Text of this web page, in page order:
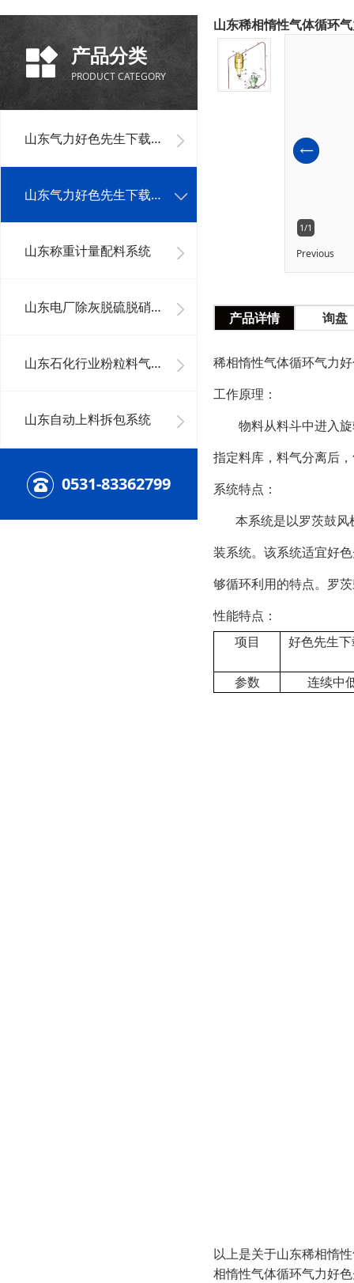
产品分类
PRODUCT CATEGORY
山东气力好色先生下载安装单机设备
山东气力好色先生下载安装系统工程
山东称重计量配料系统
山东电厂除灰脱硫脱硝系统及其它好色先生下载安装系统
山东石化行业粉粒料气力好色先生下载安装系统
山东自动上料拆包系统
0531-83362799
山东稀相惰性气体循环
1/1
Previous
产品详情 询盘
稀相惰性气体循环气力
工作原理：
物料从料斗中进入旋
指定料库，料气分离后
系统特点：
本系统是以罗茨鼓风
装系统。该系统适宜好
够循环利用的特点。罗
性能特点：
项目 好色先生
参数 连续中
以上是关于山东稀相惰
相惰性气体循环气力好